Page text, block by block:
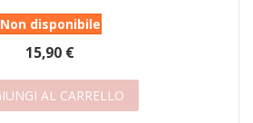
Non disponibile
15,90 €
AL CARRELLO